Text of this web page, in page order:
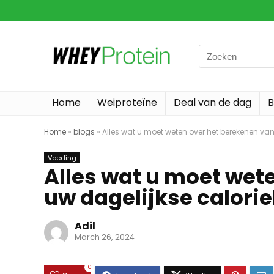
Search
for:
Home Weiproteïne Deal van de dag
Home » blogs » Alles wat u moet weten over het berekenen
Voeding
Alles wat u moet
uw dagelijkse
Adil
March 26, 2024
0